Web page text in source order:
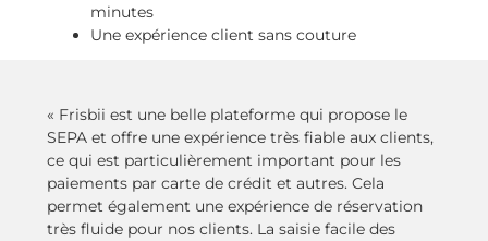
minutes
Une expérience client sans couture
« Frisbii est une belle plateforme qui propose le
SEPA et offre une expérience très fiable aux clients,
ce qui est particulièrement important pour les
paiements par carte de crédit et autres. Cela
permet également une expérience de réservation
très fluide pour nos clients. La saisie facile des